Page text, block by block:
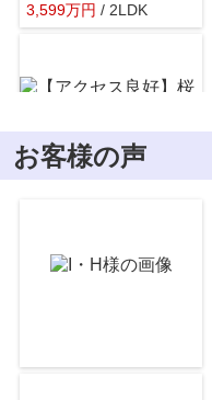
東京都立杉並高校
3,599万円 / 2LDK
【アクセス良好】桜上水マンション
お客様の声